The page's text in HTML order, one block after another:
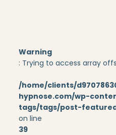
Warning
: Trying to access array
/home/clients/
hypnose.com/wp-
tags/tags/post-
on line
39